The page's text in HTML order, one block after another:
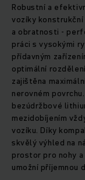
Robustní a
vozíky
a obratnosti -
práci s vysokými
přídavným
optimální
zajištěna
nerovném
bezúdržbové
mezidobíjením
vozíku. Díky
skvělý výhled na
prostor pro nohy
umožní příjemnou